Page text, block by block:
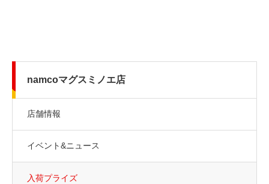
namcoマグスミノエ店
店舗情報
イベント&ニュース
入荷プライズ